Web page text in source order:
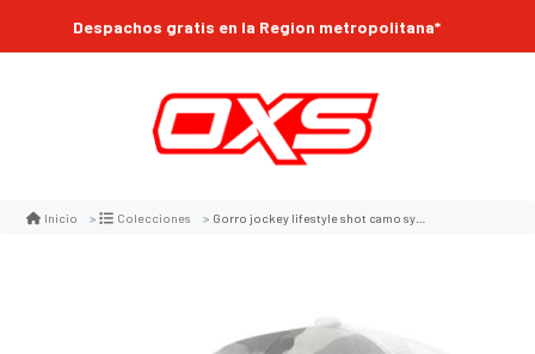
Despachos gratis en la Region metropolitana*
Inicio Colecciones Gorro jockey lifestyle shot camo symbol